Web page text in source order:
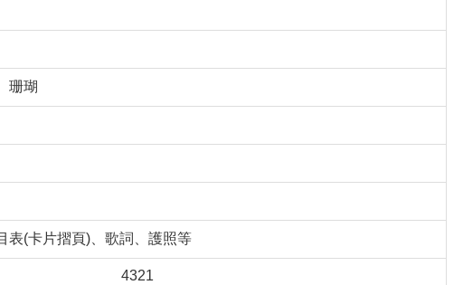
珊瑚
表(卡片摺頁)、歌詞、護照等
4321